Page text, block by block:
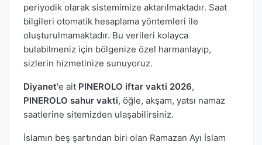
periyodik olarak sistemimize aktarılmaktadır. Saat
bilgileri otomatik hesaplama yöntemleri ile
oluşturulmamaktadır. Bu verileri kolayca
bulabilmeniz için bölgenize özel harmanlayıp,
sizlerin hizmetinize sunuyoruz.
Diyanet'e ait PINEROLO iftar vakti 2026,
PINEROLO sahur vakti, öğle, akşam, yatsı namaz
saatlerine sitemizden ulaşabilirsiniz.
İslamın beş şartından biri olan Ramazan Ayı İslam